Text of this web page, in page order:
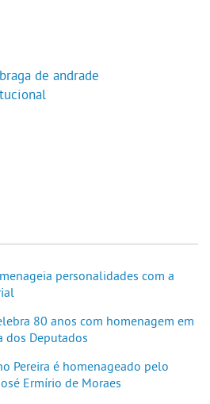
de andrade
personalidades com a
80 anos com homenagem em
dos Deputados
Pereira é homenageado pelo
Ermírio de Moraes